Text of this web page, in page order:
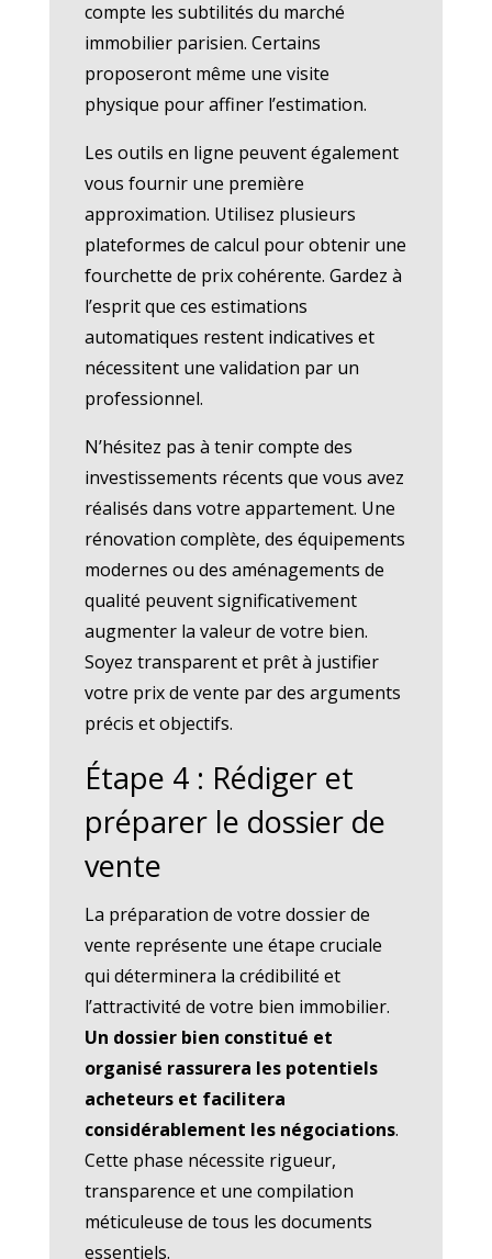
compte les subtilités du marché
immobilier parisien. Certains
proposeront même une visite
physique pour affiner l’estimation.
Les outils en ligne peuvent également
vous fournir une première
approximation. Utilisez plusieurs
plateformes de calcul pour obtenir une
fourchette de prix cohérente. Gardez à
l’esprit que ces estimations
automatiques restent indicatives et
nécessitent une validation par un
professionnel.
N’hésitez pas à tenir compte des
investissements récents que vous avez
réalisés dans votre appartement. Une
rénovation complète, des équipements
modernes ou des aménagements de
qualité peuvent significativement
augmenter la valeur de votre bien.
Soyez transparent et prêt à justifier
votre prix de vente par des arguments
précis et objectifs.
Étape 4 : Rédiger et
préparer le dossier de
vente
La préparation de votre dossier de
vente représente une étape cruciale
qui déterminera la crédibilité et
l’attractivité de votre bien immobilier.
Un dossier bien constitué et
organisé rassurera les potentiels
acheteurs et facilitera
considérablement les négociations.
Cette phase nécessite rigueur,
transparence et une compilation
méticuleuse de tous les documents
essentiels.